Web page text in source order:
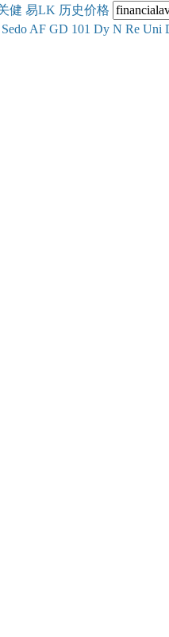
健 易LK 历史价格
Sedo AF GD 101 Dy N Re Uni